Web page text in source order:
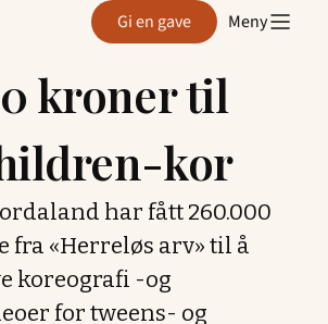
Gi en gave Meny
kroner til
kor
har fått 260.000
fra «Herreløs arv» til å
koreografi -og
for tweens- og